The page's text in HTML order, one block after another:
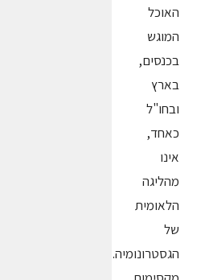
האוכל
המוגש
בכנסים,
בארץ
ובחו"ל
כאחד,
אינו
מהליגה
הלאומית
של
הגסטרונומיה.